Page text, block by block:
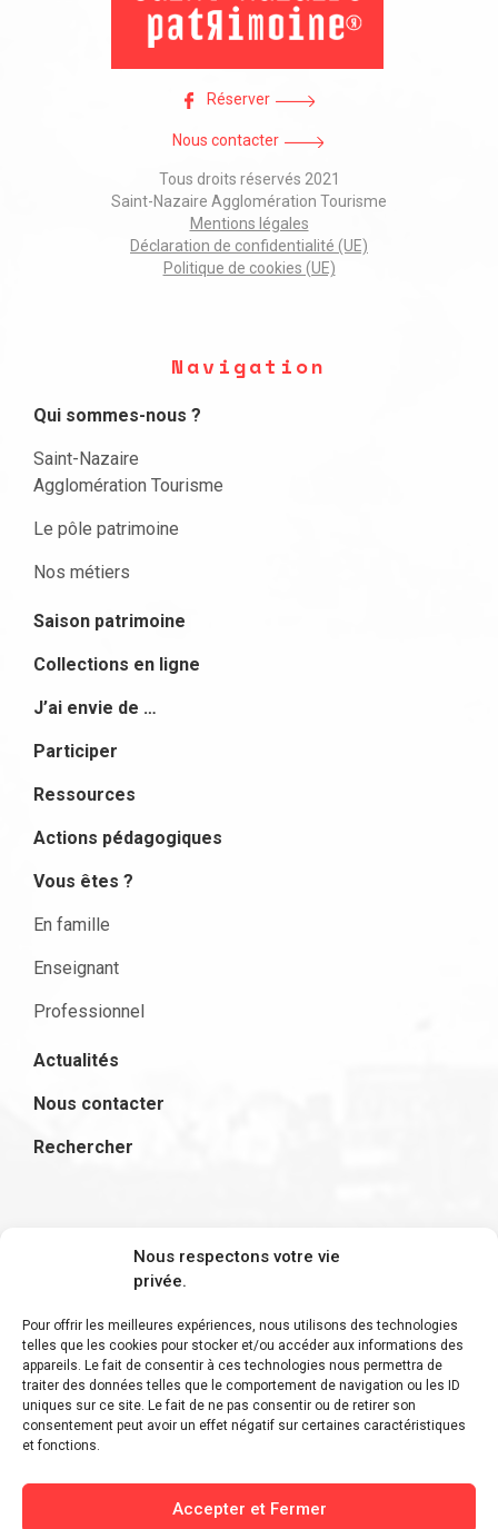
Nous respectons votre vie
privée.
Pour offrir les meilleures expériences, nous utilisons des technologies
telles que les cookies pour stocker et/ou accéder aux informations des
appareils. Le fait de consentir à ces technologies nous permettra de
traiter des données telles que le comportement de navigation ou les ID
uniques sur ce site. Le fait de ne pas consentir ou de retirer son
consentement peut avoir un effet négatif sur certaines caractéristiques
et fonctions.
Accepter et Fermer
Réserver
Nous contacter
Tous droits réservés 2021
Saint-Nazaire Agglomération Tourisme
Mentions légales
Déclaration de confidentialité (UE)
Politique de cookies (UE)
Navigation
Qui sommes-nous ?
Saint-Nazaire
Agglomération Tourisme
Le pôle patrimoine
Nos métiers
Saison patrimoine
Collections en ligne
J’ai envie de …
Participer
Ressources
Actions pédagogiques
Vous êtes ?
En famille
Enseignant
Professionnel
Actualités
Nous contacter
Rechercher
S'inscrire à la newsletter
Restez informé des derniers ajouts et des
dernières actualités !